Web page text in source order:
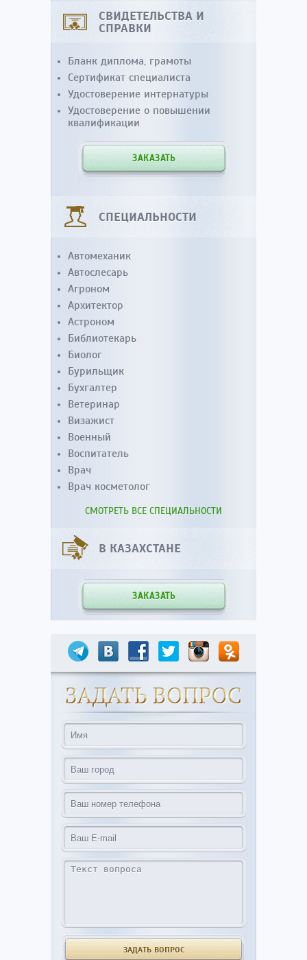
СВИДЕТЕЛЬСТВА И
СПРАВКИ
Бланк диплома, грамоты
Сертификат специалиста
Удостоверение интернатуры
Удостоверение о повышении
квалификации
ЗАКАЗАТЬ
СПЕЦИАЛЬНОСТИ
Автомеханик
Автослесарь
Агроном
Архитектор
Астроном
Библиотекарь
Биолог
Бурильщик
Бухгалтер
Ветеринар
Визажист
Военный
Воспитатель
Врач
Врач косметолог
СМОТРЕТЬ ВСЕ СПЕЦИАЛЬНОСТИ
В КАЗАХСТАНЕ
ЗАКАЗАТЬ